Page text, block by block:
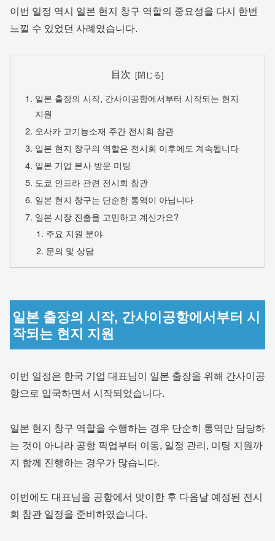
이번 일정 역시 일본 현지 창구 역할의 중요성을 다시 한번
느낄 수 있었던 사례였습니다.
目次
일본 출장의 시작, 간사이공항에서부터 시작되는 현지
지원
오사카 고기능소재 주간 전시회 참관
일본 현지 창구의 역할은 전시회 이후에도 계속됩니다
일본 기업 본사 방문 미팅
도쿄 인프라 관련 전시회 참관
일본 현지 창구는 단순한 통역이 아닙니다
일본 시장 진출을 고민하고 계신가요?
주요 지원 분야
문의 및 상담
일본 출장의 시작, 간사이공항에서부터 시
작되는 현지 지원
이번 일정은 한국 기업 대표님이 일본 출장을 위해 간사이공
항으로 입국하면서 시작되었습니다.
일본 현지 창구 역할을 수행하는 경우 단순히 통역만 담당하
는 것이 아니라 공항 픽업부터 이동, 일정 관리, 미팅 지원까
지 함께 진행하는 경우가 많습니다.
이번에도 대표님을 공항에서 맞이한 후 다음날 예정된 전시
회 참관 일정을 준비하였습니다.